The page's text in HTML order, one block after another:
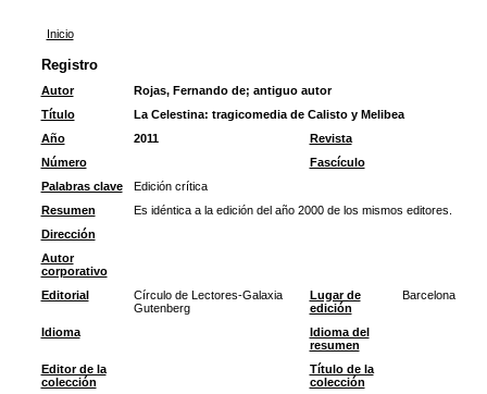
Inicio
Registro
Autor Rojas, Fernando de; antiguo autor
Título
La Celestina: tragicomedia de Calisto y Melibea
Año
2011
Revista
Número
Fascículo
Palabras clave
Edición crítica
Resumen
Es idéntica a la edición del año 2000 de los mismos editores.
Dirección
Autor
corporativo
Editorial
Círculo de Lectores-Galaxia
Gutenberg
Lugar de
edición
Barcelona
Idioma
Idioma del
resumen
Editor de la
colección
Título de la
colección